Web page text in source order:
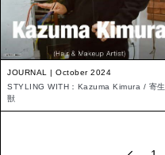
JOURNAL | October 2024
STYLING WITH：Kazuma Kimura / 寄生
獣